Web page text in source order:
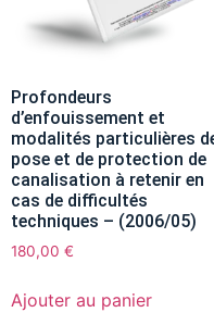
Profondeurs
d’enfouissement et
modalités particulières
pose et de protection de
canalisation à retenir en
cas de difficultés
techniques – (2006/05)
180,00 €
Ajouter au panier